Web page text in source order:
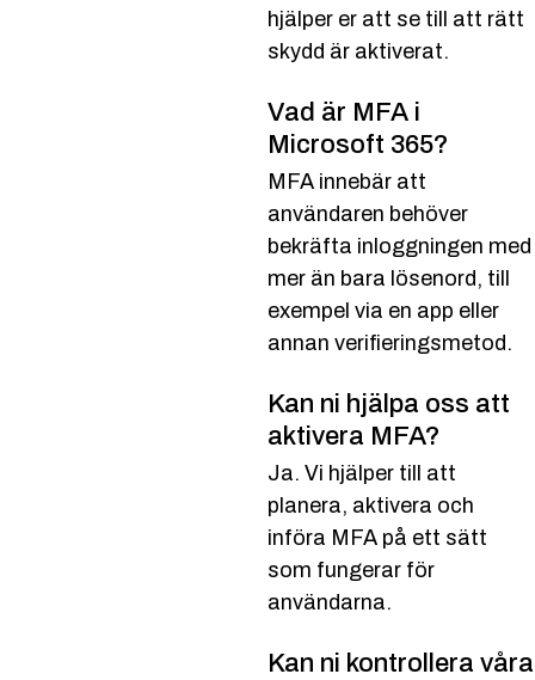
hjälper er att se till att rätt
skydd är aktiverat.
Vad är MFA i
Microsoft 365?
MFA innebär att
användaren behöver
bekräfta inloggningen med
mer än bara lösenord, till
exempel via en app eller
annan verifieringsmetod.
Kan ni hjälpa oss att
aktivera MFA?
Ja. Vi hjälper till att
planera, aktivera och
införa MFA på ett sätt
som fungerar för
användarna.
Kan ni kontrollera våra